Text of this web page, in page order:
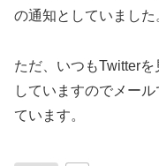
の通知としていました
ただ、いつもTwitter
していますのでメー
ています。